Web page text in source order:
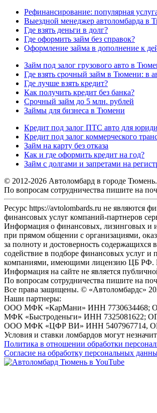
Рефинансирование: популярная
Выездной менеджер автоломбарда в
Где взять деньги в долг?
Где оформить займ без справок?
Оформление займа в дополнение к
Займ под залог грузового авто в
Где взять срочный займ в Тюмени: в
Где лучше взять кредит?
Как получить кредит без банка?
Срочный займ до 5 млн. рублей
Займы для бизнеса в Тюмени
Кредит под залог ПТС авто для
Кредит под залог коммерческого
Займ на карту без отказа
Как и где оформить кредит на год?
Займ с долгами и запретами на
© 2012-2026 Автоломбард в городе
По вопросам сотрудничества пишите на
Ресурс https://avtolombards.ru не являются
финансовых услуг компаний-партнеров
Информация о финансовых, лизинговых и
при прямом общении с организациями,
за полноту и достоверность
содействие в подборе финансовых услуг и
компаниями, имеющими лицензию ЦБ РФ.
Информация на сайте не является
По вопросам сотрудничества пишите на
Все права защищены. © «Автоломбардс»
Наши партнеры:
ООО МФК «КарМани» ИНН 7730634468;
МФК «Быстроденьги» ИНН 7325081622;
ООО МФК «ЦФР ВИ» ИНН 5407967714, ОГРН
Условия и ставки ломбардов могут
Политика в отношении обработки
Согласие на обработку персональных